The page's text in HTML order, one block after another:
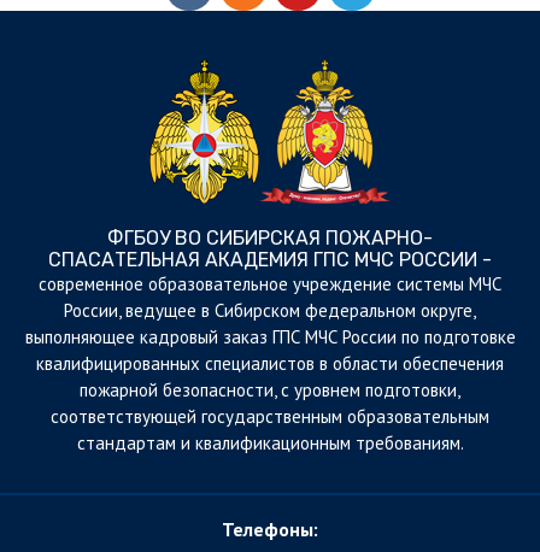
ФГБОУ ВО СИБИРСКАЯ ПОЖАРНО-
СПАСАТЕЛЬНАЯ АКАДЕМИЯ ГПС МЧС РОССИИ -
cовременное образовательное учреждение системы МЧС
России, ведущее в Сибирском федеральном округе,
выполняющее кадровый заказ ГПС МЧС России по подготовке
квалифицированных специалистов в области обеспечения
пожарной безопасности, с уровнем подготовки,
соответствующей государственным образовательным
стандартам и квалификационным требованиям.
Телефоны: